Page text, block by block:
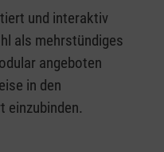
und interaktiv
als mehrstündiges
angeboten
in den
einzubinden.